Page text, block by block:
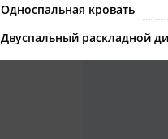
2-
Номер в
Односпальная кровать
Двуспальный раскладной